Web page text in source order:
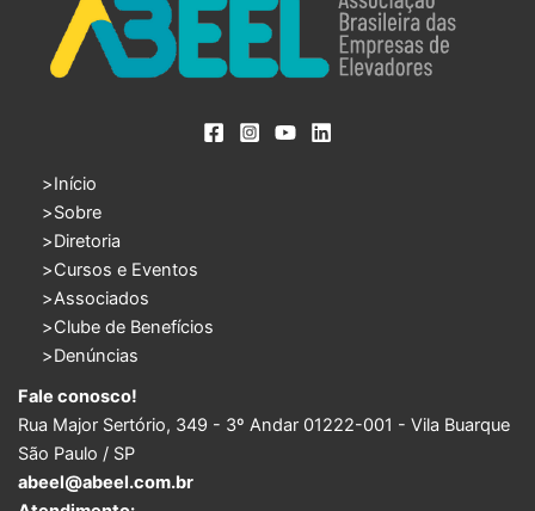
Início
Sobre
Diretoria
Cursos e Eventos
Associados
Clube de Benefícios
Denúncias
Fale conosco!
Rua Major Sertório, 349 - 3º Andar 01222-001 - Vila Buarque
São Paulo / SP
abeel@abeel.com.br